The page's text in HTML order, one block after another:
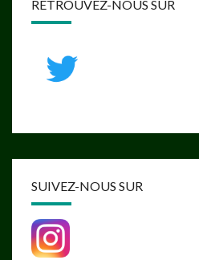
RETROUVEZ-NOUS SUR
SUIVEZ-NOUS SUR